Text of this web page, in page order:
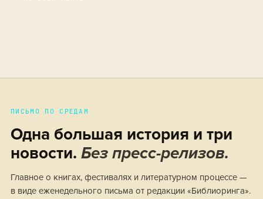
ПИСЬМО ПО СРЕДАМ
Одна большая история и три
новости. Без пресс-релизов.
Главное о книгах, фестивалях и литературном процессе —
в виде еженедельного письма от редакции «Библиоринга».